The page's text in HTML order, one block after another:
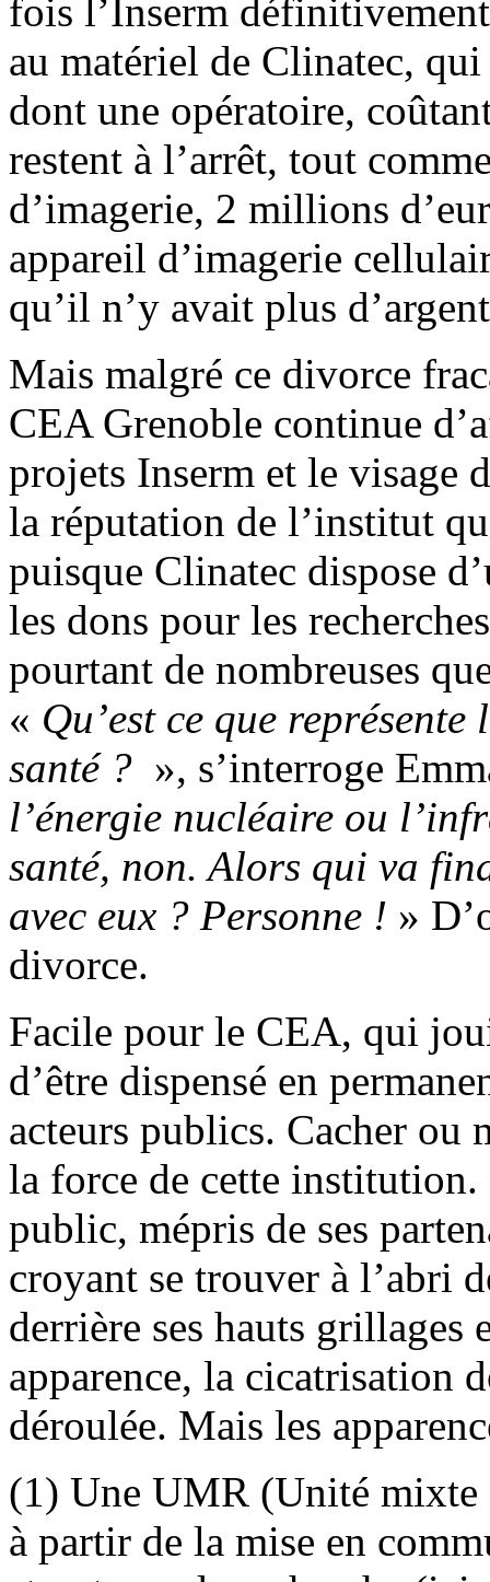
fois l’Inserm
au matériel de Clinatec,
dont une opératoire,
restent à l’arrêt, tout
d’imagerie, 2 millions
appareil d’imagerie
qu’il n’y avait plus
Mais malgré ce divorce
CEA Grenoble continue
projets Inserm et le visage
la réputation de l’institut
puisque Clinatec dispose
les dons pour les
pourtant de nombreuses
« Qu’est ce que
santé ? », s’interroge
l’énergie nucléaire ou
santé, non. Alors qui va
avec eux ? Personne ! »
divorce.
Facile pour le CEA, qui
d’être dispensé en
acteurs publics. Cacher
la force de cette institution.
public, mépris de ses
croyant se trouver à l’abri
derrière ses hauts grillages
apparence, la cicatrisation
déroulée. Mais les
(1) Une UMR (Unité mixte
à partir de la mise en